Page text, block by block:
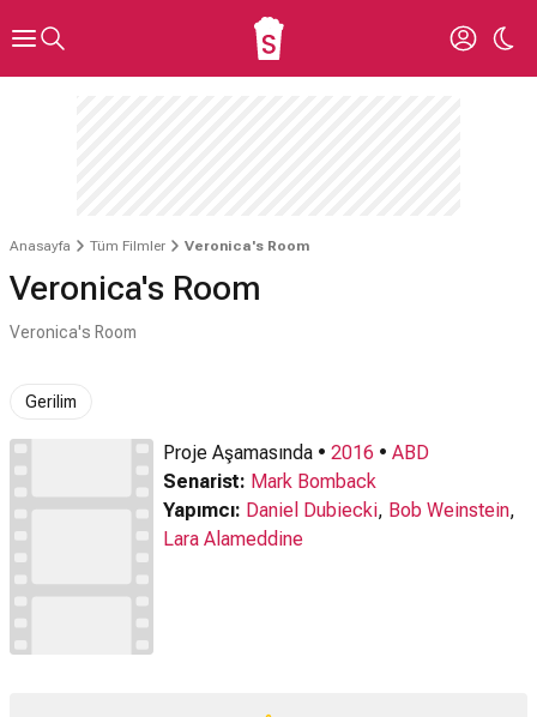
Anasayfa Tüm Filmler Veronica's Room
Veronica's Room
Veronica's Room
Gerilim
Proje Aşamasında • 2016 • ABD
Senarist: Mark Bomback
Yapımcı: Daniel Dubiecki, Bob Weinstein,
Lara Alameddine